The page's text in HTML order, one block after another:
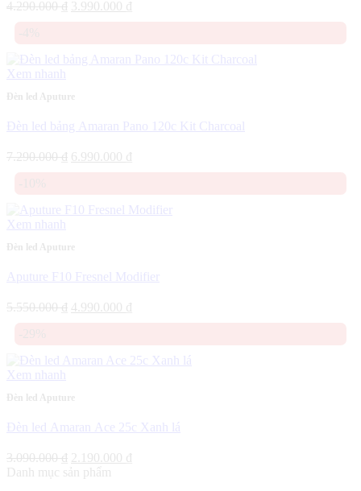
4.290.000₫ Giá
3.990.000 ₫
3.990.000 ₫.
Xem nhanh
Đèn led Aputure
Đèn led bảng Amaran Pano 120c Kit Charcoal
7.290.000₫ Giá
6.990.000 ₫
6.990.000 ₫.
Xem nhanh
Đèn led Aputure
Aputure F10 Fresnel Modifier
5.550.000₫ Giá
4.990.000 ₫
4.990.000 ₫.
Xem nhanh
Đèn led Aputure
Đèn led Amaran Ace 25c Xanh lá
3.090.000₫
Giá
gốc
2.190.000 ₫
Danh mục sản phẩm